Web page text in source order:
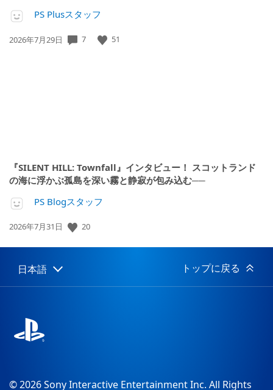
PS Plusスタッフ
公
2026年7月29日 7 51
『SILENT HILL: Townfall』インタビュー！ スコットランド
の海に浮かぶ孤島を深い霧と静寂が包み込む──
PS Blogスタッフ
公
日:
2026年7月31日 20
Select
a
Current
region:
日本語 トップに戻る
© 2026 Sony Interactive Entertainment Inc. All Rights